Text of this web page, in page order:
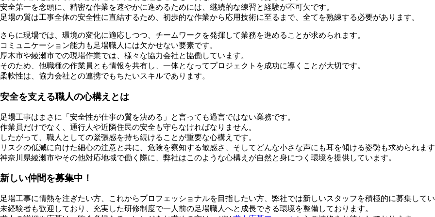
安全第一を念頭に、精密な作業を速やかに進めるためには、継続的な練習と経験が不可欠です。
足場の質は工事全体の安全性に直結するため、初歩的な作業から応用技術に至るまで、全てを熟練する必要があります。
さらに現場では、環境の変化に適応しつつ、チームワークを発揮して業務を進めることが求められます。
コミュニケーション能力も足場職人には欠かせない要素です。
厚木市や綾瀬市での現場作業では、様々な協力会社と協働しています。
そのため、他職種の作業員とも情報を共有し、一体となってプロジェクトを成功に導くことが大切です。
柔軟性は、協力会社との連携でもちたいスキルであります。
安全を支える職人の心構えとは
足場工事はまさに「安全性が仕事の質を決める」と言っても過言ではない業務です。
作業員だけでなく、通行人や近隣住民の安全も守らなければなりません。
したがって、職人としての緊張感を持ち続けることが重要な心構えです。
リスクの低減に向けた細心の注意と共に、危険を察知する敏感さ、そしてどんな小さな声にも耳を傾ける姿勢も求められます
神奈川県綾瀬市やその他対応地域で働く際に、弊社はこのような心構えが自然と身につく環境を提供しています。
新しい仲間を募集中！
足場工事に情熱を注ぎたい方、これからプロフェッショナルを目指したい方、弊社では新しいスタッフを積極的に募集してい
未経験者も歓迎しており、充実した研修制度で一人前の足場職人へと成長できる環境を整備しております。